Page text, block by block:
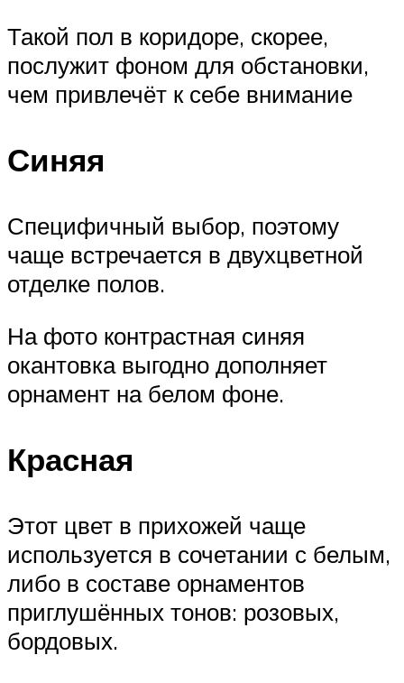
Такой пол в коридоре, скорее,
послужит фоном для обстановки,
чем привлечёт к себе внимание
Синяя
Специфичный выбор, поэтому
чаще встречается в двухцветной
отделке полов.
На фото контрастная синяя
окантовка выгодно дополняет
орнамент на белом фоне.
Красная
Этот цвет в прихожей чаще
используется в сочетании с белым,
либо в составе орнаментов
приглушённых тонов: розовых,
бордовых.